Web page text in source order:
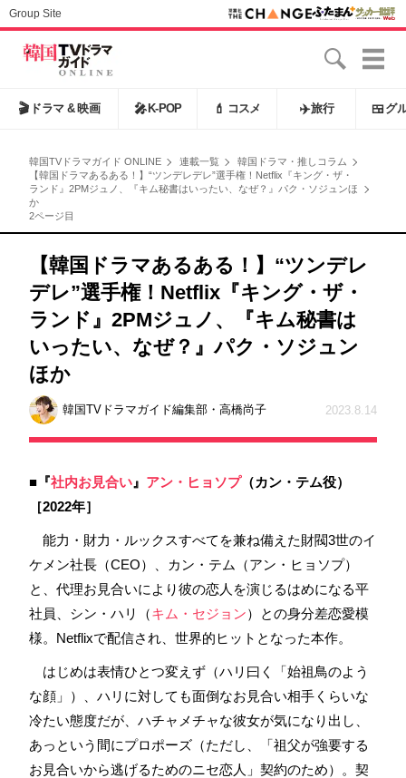
Group Site
🎬 ドラマ & 映画 🎤 K-POP 💄 コスメ ✈️旅行 🍱 グ
韓国TVドラマガイド ONLINE 連載一覧
韓国ドラマ・推しコラム
【韓国ドラマあるある！】“ツンデレデレ”選手権！Netflix『キング・ザ・
ランド』2PMジュノ、『キム秘書はいったい、なぜ？』パク・ソジュンほ
か
2ページ目
【韓国ドラマあるある！】“ツンデレ
デレ”選手権！Netflix『キング・ザ・
ランド』2PMジュノ、『キム秘書は
いったい、なぜ？』パク・ソジュン
ほか
韓国TVドラマガイド編集部・高橋尚子 2023.8.14
■『社内お見合い 』 アン・ヒョソプ（カン・テム役）
［2022年］
能力・財力・ルックスすべてを兼ね備えた財閥3世のイ
ケメン社長（CEO）、カン・テム（アン・ヒョソプ）
と、代理お見合いにより彼の恋人を演じるはめになる平
社員、シン・ハリ（キム・セジョン）との身分差恋愛模
様。Netflixで配信され、世界的ヒットとなった本作。
はじめは表情ひとつ変えず（ハリ曰く「始祖鳥のよう
な顔」）、ハリに対しても面倒なお見合い相手くらいな
冷たい態度だが、ハチャメチャな彼女が気になり出し、
あっという間にプロポーズ（ただし、「祖父が強要する
お見合いから逃げるためのニセ恋人」契約のため）。契